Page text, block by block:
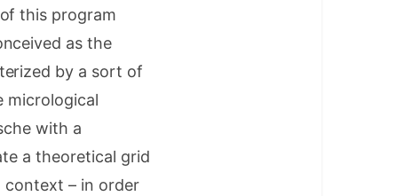
this program
as the
by a sort of
micrological
with a
a theoretical grid
context – in order